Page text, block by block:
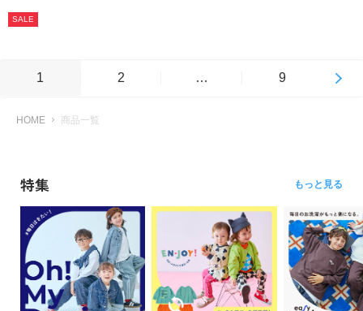
SALE
1 2 … 9
HOME 商品一覧
特集 もっと見る